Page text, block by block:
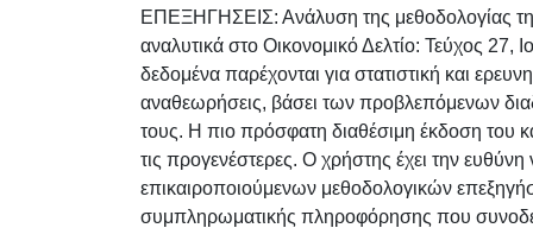
ΕΠΕΞΗΓΗΣΕΙΣ: Ανάλυση της μεθοδολογίας
αναλυτικά στο Οικονομικό Δελτίο: Τεύχος
δεδομένα παρέχονται για στατιστική και
αναθεωρήσεις, βάσει των προβλεπόμενων
τους. Η πιο πρόσφατη διαθέσιμη έκδοση του
τις προγενέστερες. Ο χρήστης έχει την
επικαιροποιούμενων μεθοδολογικών
συμπληρωματικής πληροφόρησης που